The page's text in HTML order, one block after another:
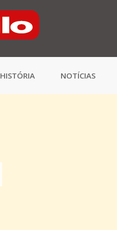
HISTÓRIA NOTÍCIAS